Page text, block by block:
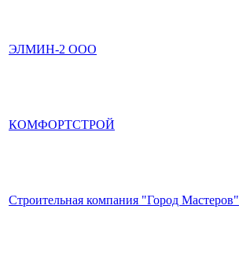
ЭЛМИН-2 ООО
КОМФОРТСТРОЙ
Строительная компания "Город Мастеров"